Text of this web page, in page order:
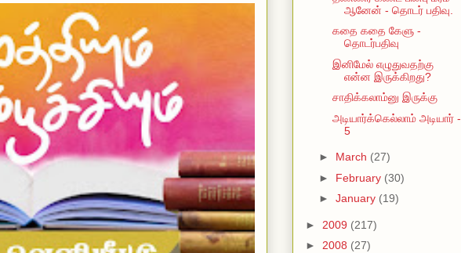
ஆனேன் - தொடர் பதிவு.
கதை கதை கேளு -
தொடர்பதிவு
இனிமேல் எழுதுவதற்கு
என்ன இருக்கிறது?
சாதிக்கலாம்னு இருக்கு
அடியார்க்கெல்லாம் அடியார் -
5
► March (27)
► February (30)
► January (19)
► 2009 (217)
► 2008 (27)